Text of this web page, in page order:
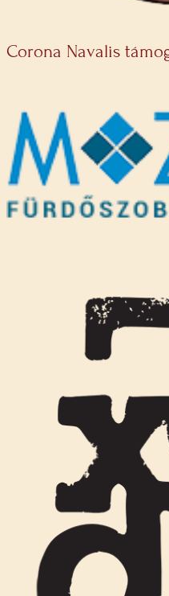
Corona Navalis